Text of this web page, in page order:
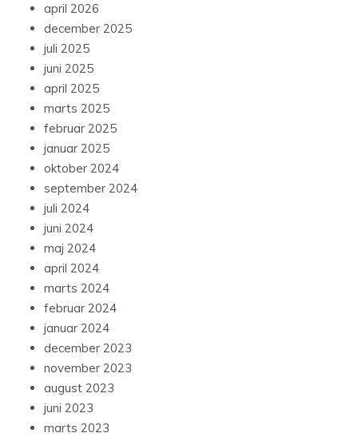
april 2026
december 2025
juli 2025
juni 2025
april 2025
marts 2025
februar 2025
januar 2025
oktober 2024
september 2024
juli 2024
juni 2024
maj 2024
april 2024
marts 2024
februar 2024
januar 2024
december 2023
november 2023
august 2023
juni 2023
marts 2023